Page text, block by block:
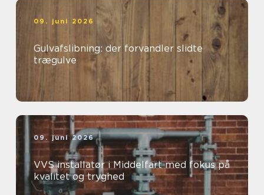
09. juni 2026
Gulvafslibning: der forvandler slidte
trægulve
09. juni 2026
VVS installatør i Middelfart med fokus på
kvalitet og tryghed